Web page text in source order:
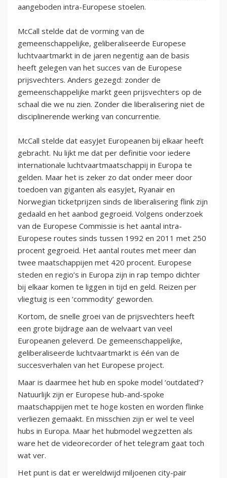
aangeboden intra-Europese stoelen.
McCall stelde dat de vorming van de
gemeenschappelijke, geliberaliseerde Europese
luchtvaartmarkt in de jaren negentig aan de basis
heeft gelegen van het succes van de Europese
prijsvechters. Anders gezegd: zonder de
gemeenschappelijke markt geen prijsvechters op de
schaal die we nu zien. Zonder die liberalisering niet de
disciplinerende werking van concurrentie.
McCall stelde dat easyJet Europeanen bij elkaar heeft
gebracht. Nu lijkt me dat per definitie voor iedere
internationale luchtvaartmaatschappij in Europa te
gelden. Maar het is zeker zo dat onder meer door
toedoen van giganten als easyJet, Ryanair en
Norwegian ticketprijzen sinds de liberalisering flink zijn
gedaald en het aanbod gegroeid. Volgens onderzoek
van de Europese Commissie is het aantal intra-
Europese routes sinds tussen 1992 en 2011 met 250
procent gegroeid. Het aantal routes met meer dan
twee maatschappijen met 420 procent. Europese
steden en regio’s in Europa zijn in rap tempo dichter
bij elkaar komen te liggen in tijd en geld. Reizen per
vliegtuig is een ‘commodity’ geworden.
Kortom, de snelle groei van de prijsvechters heeft
een grote bijdrage aan de welvaart van veel
Europeanen geleverd. De gemeenschappelijke,
geliberaliseerde luchtvaartmarkt is één van de
succesverhalen van het Europese project.
Maar is daarmee het hub en spoke model ‘outdated’?
Natuurlijk zijn er Europese hub-and-spoke
maatschappijen met te hoge kosten en worden flinke
verliezen gemaakt. En misschien zijn er wel te veel
hubs in Europa. Maar het hubmodel wegzetten als
ware het de videorecorder of het telegram gaat toch
wat ver.
Het punt is dat er wereldwijd miljoenen city-pair